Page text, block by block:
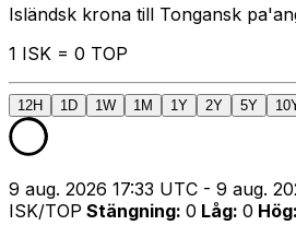
Isländsk krona till Tongansk
1 ISK = 0 TOP
12H 1D 1W 1M 1Y 2Y 5Y
9 aug. 2026 17:33 UTC - 9 aug.
ISK/TOP Stängning: 0 Låg: 0 Hög: